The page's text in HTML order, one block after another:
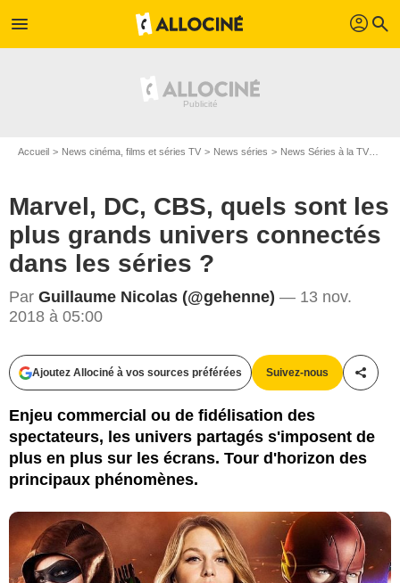
menu profil search
Accueil News cinéma, films et séries TV News séries News Séries à la TV
Marvel, DC, CBS, quels sont les
plus grands univers connectés
dans les séries ?
Par Guillaume Nicolas (@gehenne) — 13 nov.
2018 à 05:00
Ajoutez Allociné à vos sources préférées Suivez-nous
Enjeu commercial ou de fidélisation des
spectateurs, les univers partagés s'imposent de
plus en plus sur les écrans. Tour d'horizon des
principaux phénomènes.
CW